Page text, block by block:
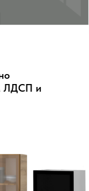
ЛДСП и